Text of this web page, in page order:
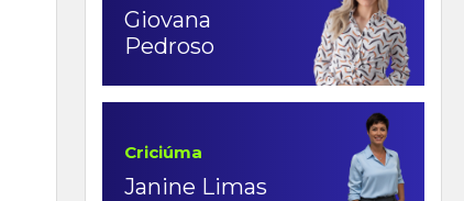
Giovana
Pedroso
Criciúma
Janine Limas